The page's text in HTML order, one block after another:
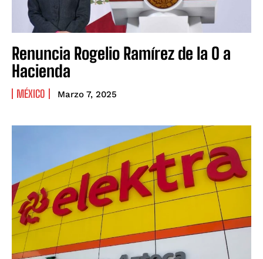
Renuncia Rogelio Ramírez de la O a
Hacienda
MÉXICO Marzo 7, 2025